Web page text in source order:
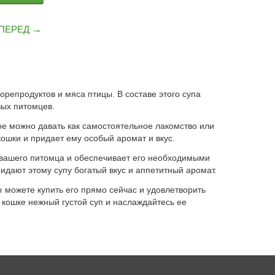
и мяса птицы. В составе этого супа
питомцев.
давать как самостоятельное лакомство или
и придает ему особый аромат и вкус.
питомца и обеспечивает его необходимыми
этому супу богатый вкус и аппетитный аромат.
купить его прямо сейчас и удовлетворить
нежный густой суп и наслаждайтесь ее